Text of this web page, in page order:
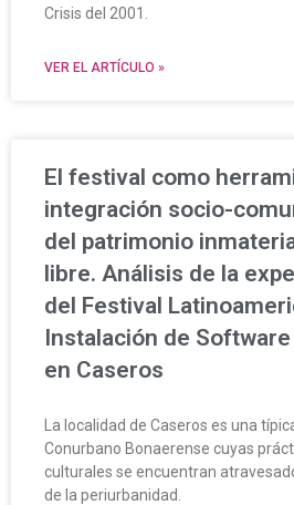
Crisis del 2001.
VER EL ARTÍCULO »
El festival como
integración socio-
del patrimonio
libre. Análisis de la
del Festival
Instalación de
en Caseros
La localidad de Caseros es una
Conurbano Bonaerense cuyas
culturales se encuentran
de la periurbanidad.